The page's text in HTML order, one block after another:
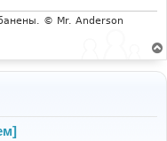
© Mr. Anderson